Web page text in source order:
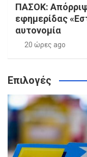
ΠΑΣΟΚ:
εφημερίδας
αυτονομία
20 ώρες ago
Επιλογές